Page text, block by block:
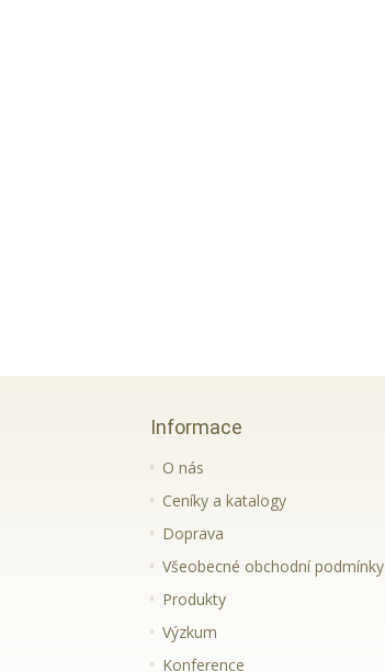
Informace
O nás
Ceníky a katalogy
Doprava
Všeobecné obchodní podmínky
Produkty
Výzkum
Konference